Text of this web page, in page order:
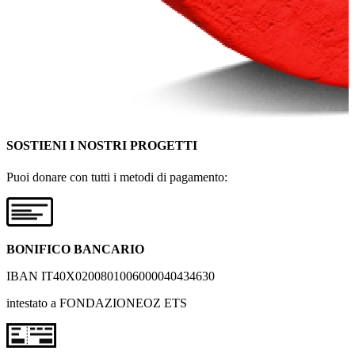
SOSTIENI I NOSTRI PROGETTI
Puoi donare con tutti i metodi di pagamento:
BONIFICO BANCARIO
IBAN IT40X0200801006000040434630
intestato a FONDAZIONEOZ ETS